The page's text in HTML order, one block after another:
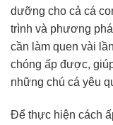
dưỡng cho cả cá
trình và phương
cần làm quen vài
chóng ấp được,
những chú cá yêu
Để thực hiện cách